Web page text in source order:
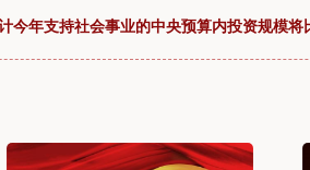
今年支持社会事业的中央预算内投资规模